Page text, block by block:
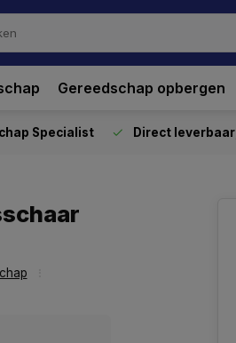
Gereedschap opbergen
Specialist Direct leverbaar